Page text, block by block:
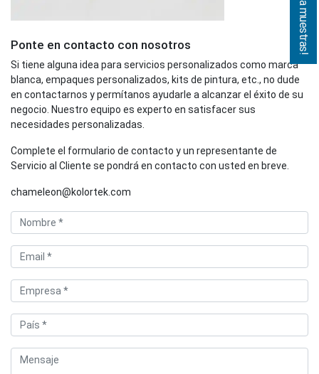
Ponte en contacto con nosotros
Si tiene alguna idea para servicios personalizados como marca
blanca, empaques personalizados, kits de pintura, etc., no dude
en contactarnos y permítanos ayudarle a alcanzar el éxito de su
negocio. Nuestro equipo es experto en satisfacer sus
necesidades personalizadas.
Complete el formulario de contacto y un representante de
Servicio al Cliente se pondrá en contacto con usted en breve.
chameleon@kolortek.com